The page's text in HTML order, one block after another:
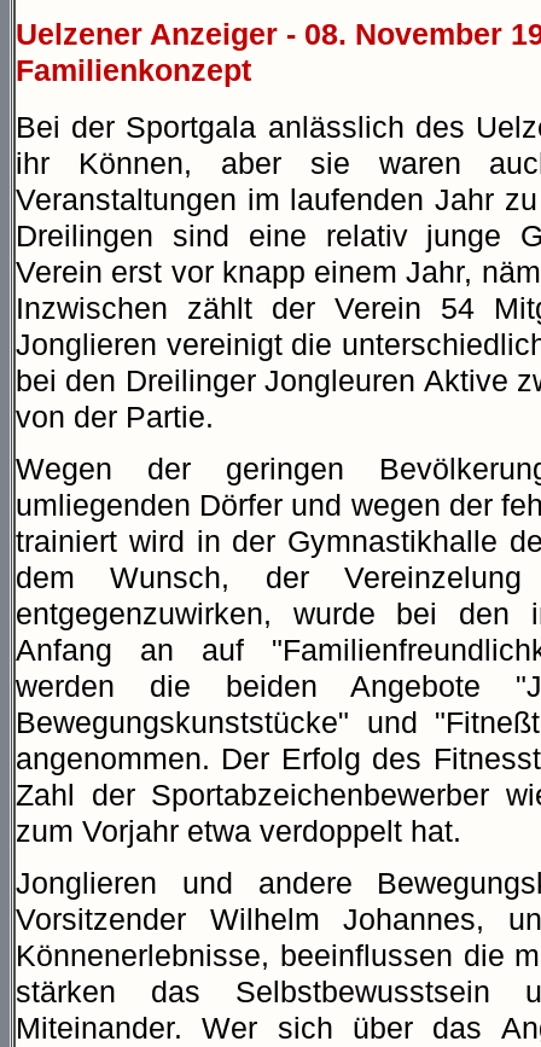
Uelzener Anzeiger - 08. November
Familienkonzept
Bei der Sportgala anlässlich des
ihr Können, aber sie waren
Veranstaltungen im laufenden Jahr
Dreilingen sind eine relativ junge
Verein erst vor knapp einem Jahr,
Inzwischen zählt der Verein 54
Jonglieren vereinigt die
bei den Dreilinger Jongleuren Aktive
von der Partie.
Wegen der geringen
umliegenden Dörfer und wegen der
trainiert wird in der Gymnastikhalle
dem Wunsch, der
entgegenzuwirken, wurde bei den
Anfang an auf
werden die beiden Angebote
Bewegungskunststücke" und
angenommen. Der Erfolg des
Zahl der Sportabzeichenbewerber
zum Vorjahr etwa verdoppelt hat.
Jonglieren und andere
Vorsitzender Wilhelm Johannes,
Könnenerlebnisse, beeinflussen die
stärken das
Miteinander. Wer sich über das